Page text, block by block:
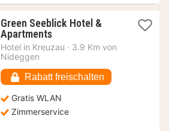
Green Seeblick Hotel &
Apartments1
Nacht
€
Hotel in Kreuzau · 3.9 Km von
Nideggen
Rabatt freischalten
Gratis WLAN
Zimmerservice